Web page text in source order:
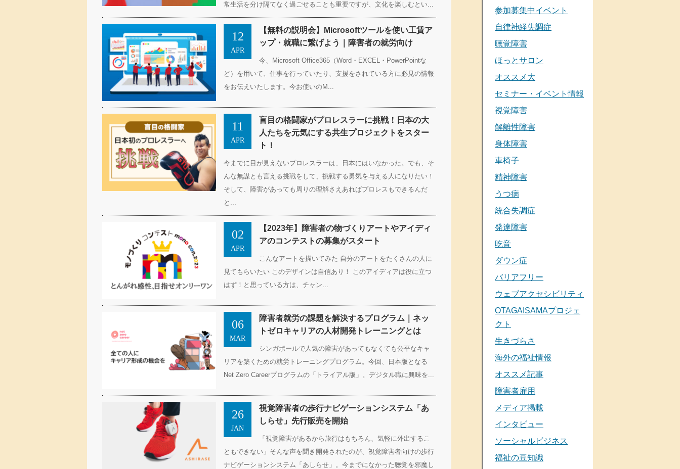
常生活を分け隔てなく過ごせることも重要ですが、文化を楽しむとい...
APR
12
【無料の説明会】Microsoftツールを使い工賃ア
ップ・就職に繋げよう｜障害者の就労向け
今、Microsoft Office365（Word・EXCEL・PowerPointな
ど）を用いて、仕事を行っていたり、支援をされている方に必見の情報
をお伝えいたします。今お使いのM...
APR
11
盲目の格闘家がプロレスラーに挑戦！日本の大
人たちを元気にする共生プロジェクトをスター
ト！
今までに目が見えないプロレスラーは、日本にはいなかった。でも、そ
んな無謀とも言える挑戦をして、挑戦する勇気を与える人になりたい！
そして、障害があっても周りの理解さえあればプロレスもできるんだ
と...
APR
02
【2023年】障害者の物づくりアートやアイディ
アのコンテストの募集がスタート
こんなアートを描いてみた 自分のアートをたくさんの人に
見てもらいたい このデザインは自信あり！ このアイディアは役に立つ
はず！と思っている方は、チャン...
MAR
06
障害者就労の課題を解決するプログラム｜ネッ
トゼロキャリアの人材開発トレーニングとは
シンガポールで人気の障害があってもなくても公平なキャ
リアを築くための就労トレーニングプログラム。今回、日本版となる
Net Zero Careerプログラムの「トライアル版」。デジタル職に興味を...
JAN
26
視覚障害者の歩行ナビゲーションシステム「あ
しらせ」先行販売を開始
「視覚障害があるから旅行はもちろん、気軽に外出するこ
ともできない」そんな声を聞き開発されたのが、視覚障害者向けの歩行
ナビゲーションシステム「あしらせ」。今までになかった聴覚を邪魔し
参加募集中イベント
自律神経失調症
聴覚障害
ほっとサロン
オススメ大
セミナー・イベント情報
視覚障害
解離性障害
身体障害
車椅子
精神障害
うつ病
統合失調症
発達障害
吃音
ダウン症
バリアフリー
ウェブアクセシビリティ
OTAGAISAMAプロジェ
クト
生きづらさ
海外の福祉情報
オススメ記事
障害者雇用
メディア掲載
インタビュー
ソーシャルビジネス
福祉の豆知識